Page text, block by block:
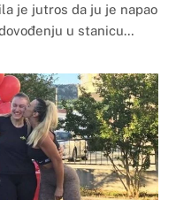
je jutros da ju je napao
u stanicu…